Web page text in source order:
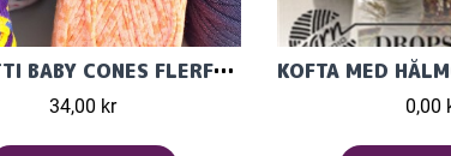
ZPAGETTI BABY CONES FLERFÄRGAD
34,00 kr 0,00